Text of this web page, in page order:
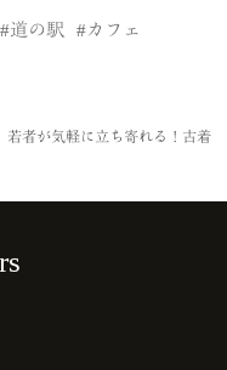
道の駅 カフェ
若者が気軽に立ち寄れる！古着